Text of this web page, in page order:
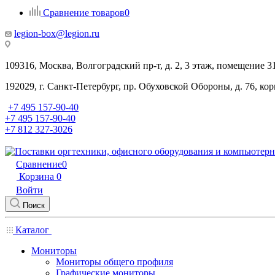
Сравнение товаров0
legion-box@legion.ru
109316, Москва, Волгоградский пр-т, д. 2, 3 этаж, помещение
192029, г. Санкт-Петербург, пр. Обуховской Обороны, д. 76,
+7 495 157-90-40
+7 495 157-90-40
+7 812 327-3026
Сравнение0
Корзина 0
Войти
Поиск
Каталог
Мониторы
Мониторы общего профиля
Графические мониторы